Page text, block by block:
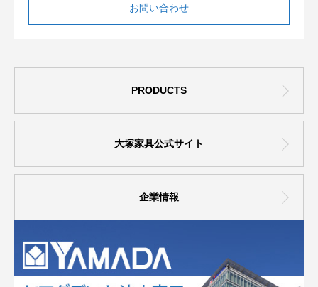
お問い合わせ
PRODUCTS
大塚家具公式サイト
企業情報